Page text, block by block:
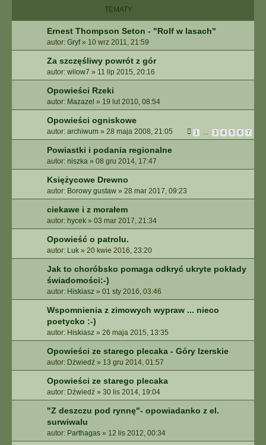
A
A
W
N
S
O
W
A
N
TEMATY
Ernest Thompson Seton - "Rolf w lasach"
autor: Gryf» 10 wrz 2011, 21:59
Za szczęśliwy powrót z gór
autor: wilow7 » 11 lip 2015, 20:16
Opowieści Rzeki
autor: Mazazel » 19 lut 2010, 08:54
Opowieści ogniskowe
autor: archiwum » 28 maja 2008, 21:05 1 3 4 5 6 7
Powiastki i podania regionalne
autor: niszka » 08 gru 2014, 17:47
Księżycowe Drewno
autor: Borowy gustaw » 28 mar 2017, 09:23
ciekawe i z morałem
autor: hycek » 03 mar 2017, 21:34
Opowieść o patrolu.
autor: Luk » 20 kwie 2016, 23:20
Jak to choróbsko pomaga odkryć ukryte pokłady
świadomości:-)
autor: Hiskiasz » 01 sty 2016, 03:46
Wspomnienia z zimowych wypraw ... nieco
poetycko :-)
autor: Hiskiasz » 26 maja 2015, 13:35
Opowieści ze starego plecaka - Góry Izerskie
autor: Dźwiedź » 13 gru 2014, 01:57
Opowieści ze starego plecaka
autor: Dźwiedź » 30 lis 2014, 19:04
"Z deszczu pod rynnę"- opowiadanko z el.
surwiwalu
autor: Parthagas » 12 lis 2012, 00:34